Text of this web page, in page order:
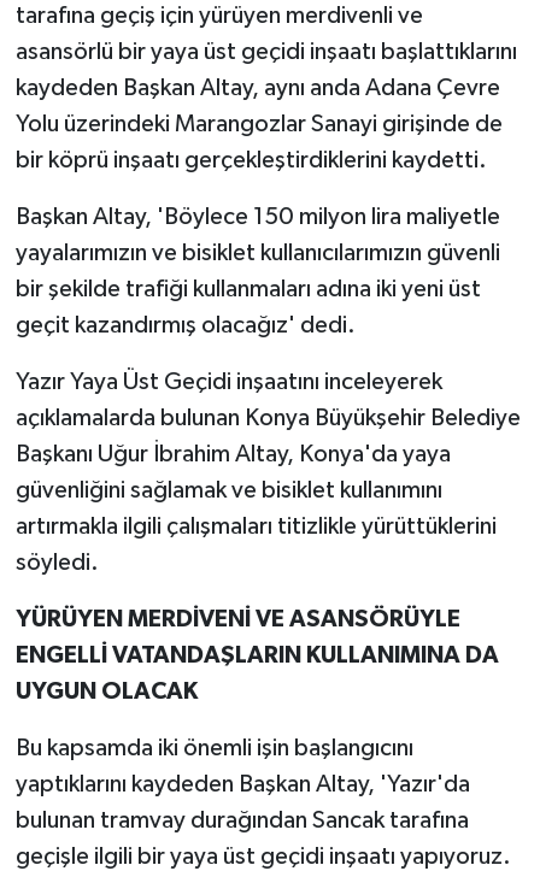
tarafına geçiş için yürüyen merdivenli ve
asansörlü bir yaya üst geçidi inşaatı başlattıklarını
kaydeden Başkan Altay, aynı anda Adana Çevre
Yolu üzerindeki Marangozlar Sanayi girişinde de
bir köprü inşaatı gerçekleştirdiklerini kaydetti.
Başkan Altay, 'Böylece 150 milyon lira maliyetle
yayalarımızın ve bisiklet kullanıcılarımızın güvenli
bir şekilde trafiği kullanmaları adına iki yeni üst
geçit kazandırmış olacağız' dedi.
Yazır Yaya Üst Geçidi inşaatını inceleyerek
açıklamalarda bulunan Konya Büyükşehir Belediye
Başkanı Uğur İbrahim Altay, Konya'da yaya
güvenliğini sağlamak ve bisiklet kullanımını
artırmakla ilgili çalışmaları titizlikle yürüttüklerini
söyledi.
YÜRÜYEN MERDİVENİ VE ASANSÖRÜYLE
ENGELLİ VATANDAŞLARIN KULLANIMINA DA
UYGUN OLACAK
Bu kapsamda iki önemli işin başlangıcını
yaptıklarını kaydeden Başkan Altay, 'Yazır'da
bulunan tramvay durağından Sancak tarafına
geçişle ilgili bir yaya üst geçidi inşaatı yapıyoruz.